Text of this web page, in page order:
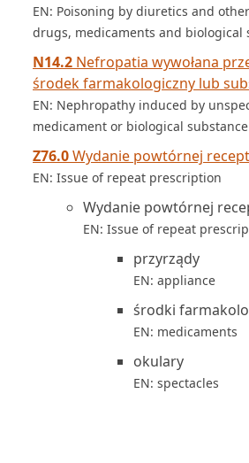
EN: Poisoning by diuretics and
drugs, medicaments and biological
N14.2 Nefropatia wywołana
środek farmakologiczny lub
EN: Nephropathy induced by
medicament or biological substance
Z76.0Wydanie powtórnej
EN: Issue of repeat prescription
Wydanie powtórnej
EN: Issue of repeat
przyrządy
EN: appliance
środki
EN: medicaments
okulary
EN: spectacles